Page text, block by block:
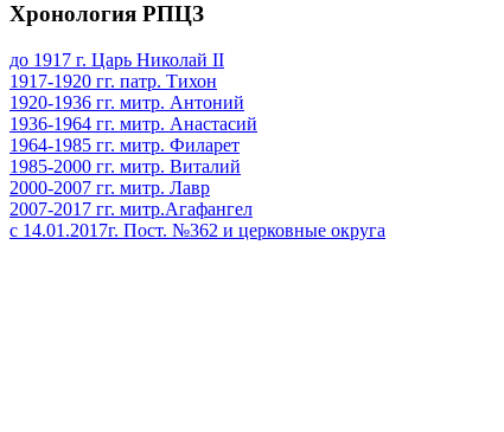
Хронология РПЦЗ
до 1917 г. Царь Николай II
1917-1920 гг. патр. Тихон
1920-1936 гг. митр. Антоний
1936-1964 гг. митр. Анастасий
1964-1985 гг. митр. Филарет
1985-2000 гг. митр. Виталий
2000-2007 гг. митр. Лавр
2007-2017 гг. митр.Агафангел
с 14.01.2017г. Пост. №362 и церковные округа